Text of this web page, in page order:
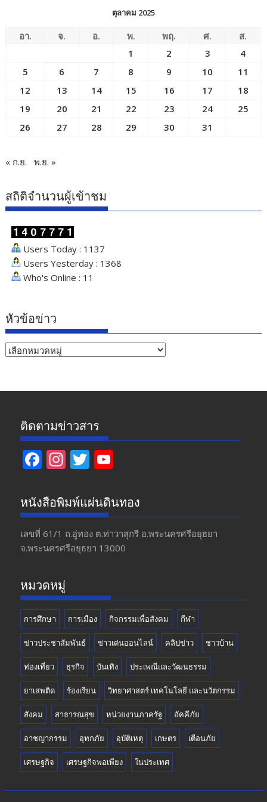
ตุลาคม 2025
อา. จ. อ. พ. พฤ. ศ.
ส.
1
2 3
4
5
6 7 8 9 10
11
12
13 14 15 16 17
18
19
20 21 22 23 24
25
26
27 28 29 30 31
« ก.ย. พ.ย. »
สถิติจำนวนผู้เข้าชม
Users Today : 1137
Users Yesterday : 1368
Who's Online : 11
หัวข้อข่าว
หัวข้อ
ติดตามข่าวสาร
F
e
b
o
o
In
a
gr
a
m
T
itt
er
u
T
u
b
หนังสือพิมพ์แผ่นดินทอง
เลขที่ 61/1 ถ.อู่ทอง​ ต.​ท่าวาสุกรี​ อ.พระนครศรีอยุธยา​
จ.พระนครศรีอยุธยา 13000
หมวดหมู่
การศึกษา การเมือง กิจกรรมเพื่อสังคม กีฬา
ข่าวประชาสัมพันธ์ ข่าวเด่นออนไลน์ คลิปข่าว ชาวบ้าน
ท่องเที่ยว ธุรกิจ บันเทิง ประเพณีและวัฒนธรรม
ยาเสพติด ร้องเรียน วิทยาศาสตร์ เทคโนโลยี และนวัตกรรม
สังคม สาธารณสุข หน่วยงานภาครัฐ อัคคีภัย
อาชญากรรม อุทกภัย อุบัติเหตุ เกษตร เตือนภัย
เศรษฐกิจ เศรษฐกิจพอเพียง ในประเทศ